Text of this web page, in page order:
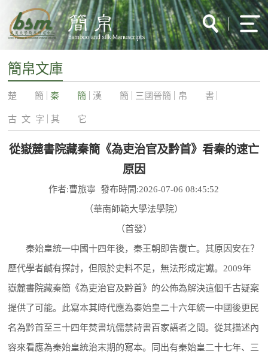
簡帛文庫
楚 簡 秦 簡 漢 簡 三國晉簡 帛 書
古 文 字 其 它
從嶽麓書院藏秦簡《為吏治官及黔首》看秦的速亡
原因
作者:曹旅寧 發布時間:2026-07-06 08:45:52
（華南師範大學法學院）
（首發）
秦始皇統一中國十四年後，秦王朝即告覆亡。其原因安在？
歷代學者鹹有探討，但限於史料不足，無法形成定讞。2009年
嶽麓書院藏秦簡《為吏治官及黔首》的公佈為解決這個千古疑案
提供了可能。此寫本其時代應為秦始皇二十六年統一中國後更民
名為黔首至三十四年焚書坑儒禁詩書百家語者之間。從其描述內
容來看應為秦始皇統治末期的寫本。同出有秦始皇二十七年、三